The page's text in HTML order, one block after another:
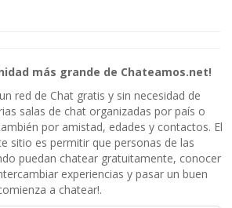
más grande de Chateamos.net!
red de Chat gratis y sin necesidad de
salas de chat organizadas por país o
por amistad, edades y contactos. El
sitio es permitir que personas de las
puedan chatear gratuitamente, conocer
experiencias y pasar un buen
a chatear!.